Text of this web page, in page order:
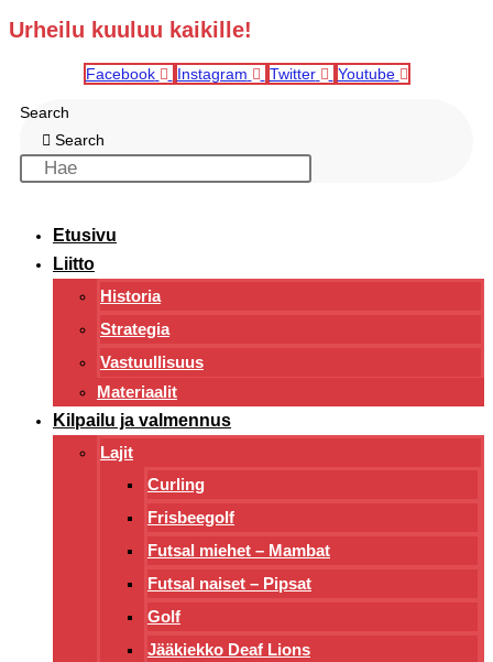
Urheilu kuuluu kaikille!
Facebook Instagram Twitter Youtube
Search
Search
Etusivu
Liitto
Historia
Strategia
Vastuullisuus
Materiaalit
Kilpailu ja valmennus
Lajit
Curling
Frisbeegolf
Futsal miehet – Mambat
Futsal naiset – Pipsat
Golf
Jääkiekko Deaf Lions